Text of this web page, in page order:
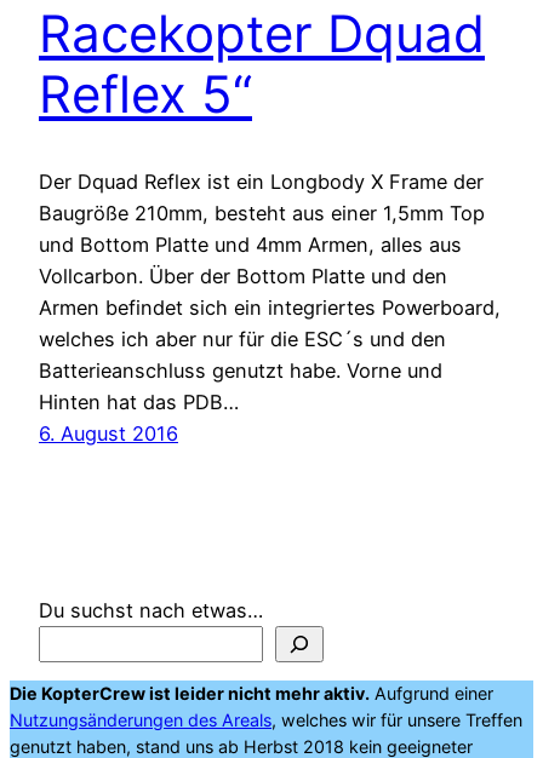
Racekopter Dquad
Reflex 5“
Der Dquad Reflex ist ein Longbody X Frame der
Baugröße 210mm, besteht aus einer 1,5mm Top
und Bottom Platte und 4mm Armen, alles aus
Vollcarbon. Über der Bottom Platte und den
Armen befindet sich ein integriertes Powerboard,
welches ich aber nur für die ESC´s und den
Batterieanschluss genutzt habe. Vorne und
Hinten hat das PDB…
6. August 2016
Du suchst nach etwas…
Die KopterCrew ist leider nicht mehr aktiv. Aufgrund einer
Nutzungsänderungen des Areals, welches wir für unsere Treffen
genutzt haben, stand uns ab Herbst 2018 kein geeigneter